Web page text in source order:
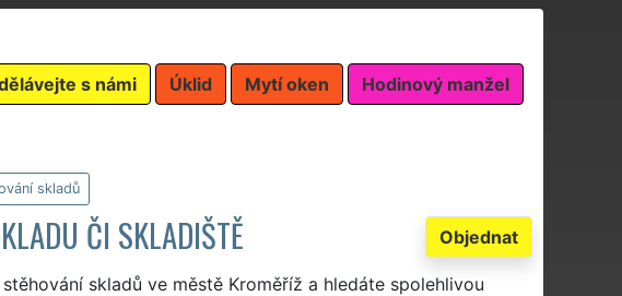
s námi Úklid Mytí oken Hodinový manžel
skladů
Objednat
ČI SKLADIŠTĚ
skladů ve městě Kroměříž a hledáte spolehlivou